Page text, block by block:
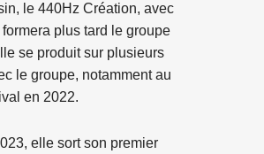
le 440Hz Création, avec
plus tard le groupe
se produit sur plusieurs
le groupe, notamment au
en 2022.
elle sort son premier